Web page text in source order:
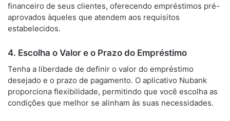
financeiro de seus clientes, oferecendo empréstimos pré-
aprovados àqueles que atendem aos requisitos
estabelecidos.
4. Escolha o Valor e o Prazo do Empréstimo
Tenha a liberdade de definir o valor do empréstimo
desejado e o prazo de pagamento. O aplicativo Nubank
proporciona flexibilidade, permitindo que você escolha as
condições que melhor se alinham às suas necessidades.